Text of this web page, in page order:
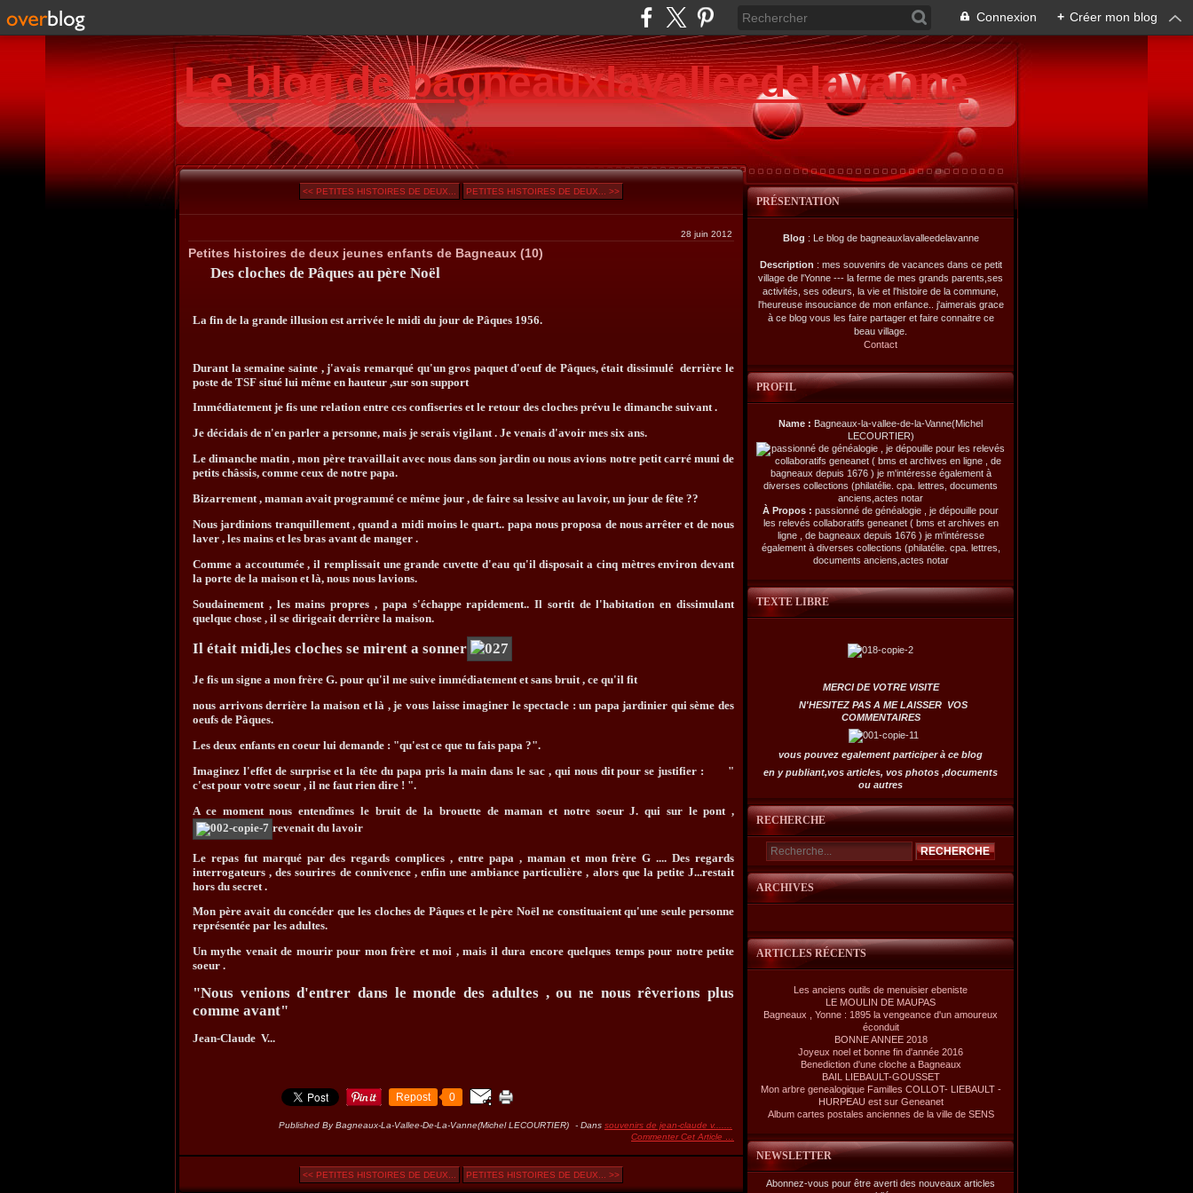
Connexion + Créer mon blog
Le blog de bagneauxlavalleedelavanne
<< PETITES HISTOIRES DE DEUX... PETITES HISTOIRES DE DEUX... >>
28 juin 2012
Petites histoires de deux jeunes enfants de Bagneaux (10)
Des cloches de Pâques au père Noël
La fin de la grande illusion est arrivée le midi du jour de Pâques 1956.
Durant la semaine sainte , j'avais remarqué qu'un gros paquet d'oeuf de Pâques, était dissimulé derrière le
poste de TSF situé lui même en hauteur ,sur son support
Immédiatement je fis une relation entre ces confiseries et le retour des cloches prévu le dimanche suivant .
Je décidais de n'en parler a personne, mais je serais vigilant . Je venais d'avoir mes six ans.
Le dimanche matin , mon père travaillait avec nous dans son jardin ou nous avions notre petit carré muni de
petits châssis, comme ceux de notre papa.
Bizarrement , maman avait programmé ce même jour , de faire sa lessive au lavoir, un jour de fête ??
Nous jardinions tranquillement , quand a midi moins le quart.. papa nous proposa de nous arrêter et de nous
laver , les mains et les bras avant de manger .
Comme a accoutumée , il remplissait une grande cuvette d'eau qu'il disposait a cinq mètres environ devant
la porte de la maison et là, nous nous lavions.
Soudainement , les mains propres , papa s'échappe rapidement.. Il sortit de l'habitation en dissimulant
quelque chose , il se dirigeait derrière la maison.
Il était midi,les cloches se mirent a sonner
Je fis un signe a mon frère G. pour qu'il me suive immédiatement et sans bruit , ce qu'il fit
nous arrivons derrière la maison et là , je vous laisse imaginer le spectacle : un papa jardinier qui sème des
oeufs de Pâques.
Les deux enfants en coeur lui demande : "qu'est ce que tu fais papa ?".
Imaginez l'effet de surprise et la tête du papa pris la main dans le sac , qui nous dit pour se justifier : "
c'est pour votre soeur , il ne faut rien dire ! ".
A ce moment nous entendîmes le bruit de la brouette de maman et notre soeur J. qui sur le pont ,
revenait du lavoir
Le repas fut marqué par des regards complices , entre papa , maman et mon frère G .... Des regards
interrogateurs , des sourires de connivence , enfin une ambiance particulière , alors que la petite J...restait
hors du secret .
Mon père avait du concéder que les cloches de Pâques et le père Noël ne constituaient qu'une seule personne
représentée par les adultes.
Un mythe venait de mourir pour mon frère et moi , mais il dura encore quelques temps pour notre petite
soeur .
"Nous venions d'entrer dans le monde des adultes , ou ne nous rêverions plus
comme avant"
Jean-Claude V...
Repost 0
Published By Bagneaux-La-Vallee-De-La-Vanne(Michel LECOURTIER) - Dans souvenirs de jean-claude v.......
Commenter Cet Article
<< PETITES HISTOIRES DE DEUX... PETITES HISTOIRES DE DEUX... >>
PRÉSENTATION
Blog : Le blog de bagneauxlavalleedelavanne
Description : mes souvenirs de vacances dans ce petit
village de l'Yonne --- la ferme de mes grands parents,ses
activités, ses odeurs, la vie et l'histoire de la commune,
l'heureuse insouciance de mon enfance.. j'aimerais grace
à ce blog vous les faire partager et faire connaitre ce
beau village.
Contact
PROFIL
Name : Bagneaux-la-vallee-de-la-Vanne(Michel
LECOURTIER)
À Propos : passionné de généalogie , je dépouille pour
les relevés collaboratifs geneanet ( bms et archives en
ligne , de bagneaux depuis 1676 ) je m'intéresse
également à diverses collections (philatélie. cpa. lettres,
documents anciens,actes notar
TEXTE LIBRE
MERCI DE VOTRE VISITE
N'HESITEZ PAS A ME LAISSER VOS
COMMENTAIRES
vous pouvez egalement participer à ce blog
en y publiant,vos articles, vos photos ,documents
ou autres
RECHERCHE
ARCHIVES
ARTICLES RÉCENTS
Les anciens outils de menuisier ebeniste
LE MOULIN DE MAUPAS
Bagneaux , Yonne : 1895 la vengeance d'un amoureux
éconduit
BONNE ANNEE 2018
Joyeux noel et bonne fin d'année 2016
Benediction d'une cloche a Bagneaux
BAIL LIEBAULT-GOUSSET
Mon arbre genealogique Familles COLLOT- LIEBAULT -
HURPEAU est sur Geneanet
Album cartes postales anciennes de la ville de SENS
NEWSLETTER
Abonnez-vous pour être averti des nouveaux articles